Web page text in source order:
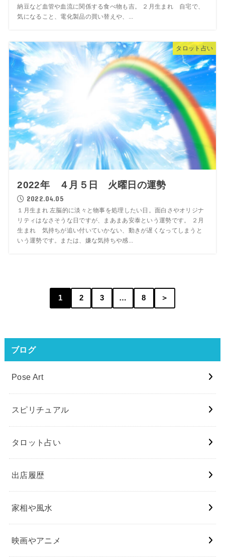
納豆など血管や血流に関係する食べ物も吉。 ２月生まれ 自宅で、
気になること、電化製品の買い替えや、...
タロット占い
2022年 ４月５日 火曜日の運勢
2022.04.05
１月生まれ 左脳的に淡々と物事を処理したい日。面白さやオリジナ
リティはなさそうな日ですが、まあまあ安泰という運勢です。 ２月
生まれ 気持ちが追い付いていかない、動きが遅くなってしまうと
いう運勢です。または、嫌な気持ちや感...
1 2 3 … 8 ＞
ブログ
Pose Art
スピリチュアル
タロット占い
出店履歴
家相や風水
映画やアニメ